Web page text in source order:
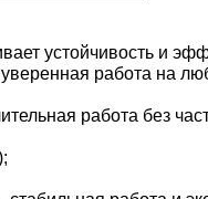
устойчивость и
работа на
работа без